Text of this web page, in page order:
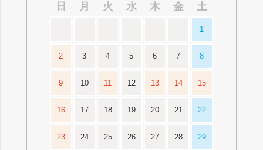
日
月 火 水 木 金 土
1
2 3 4 5 6 7 8
9 10 11 12 13 14 15
16 17 18 19 20 21 22
23 24 25 26 27 28 29